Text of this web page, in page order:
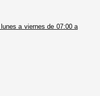
a viernes de 07:00 a